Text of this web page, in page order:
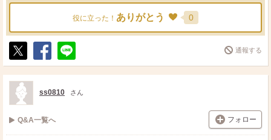
役に立った！ ありがとう 0
ポ
ス
ト
シ
ェ
送
る
通報する
ss0810 さん
Q&A一覧へ フォロー